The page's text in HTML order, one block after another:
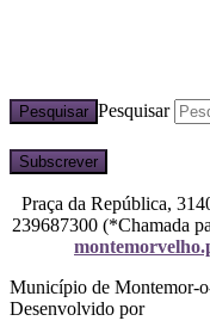
Pesquisar Pesquisar
Praça da República,
239687300 (*Chamada
Município de Montemor-
Desenvolvido por